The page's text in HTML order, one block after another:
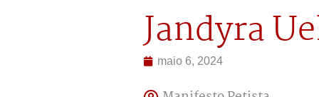
Jandyra
maio 6, 2024